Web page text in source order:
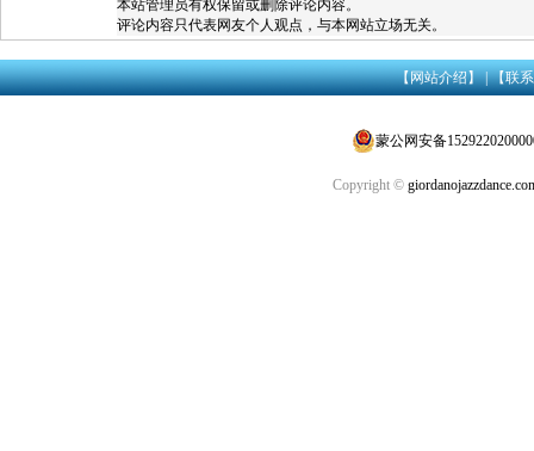
本站管理员有权保留或删除评论内容。
评论内容只代表网友个人观点，与本网站立场无关。
【网站介绍】|【联
蒙公网安备
Copyright ©